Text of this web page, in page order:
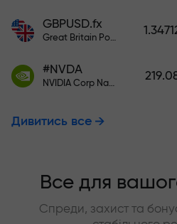
GBPUSD.fx
Great Britain Pound vs US Dollar
#NVDA
NVIDIA Corp Nasdaq Stock Exchange (Nasdaq) USD
Дивитись все
Все для
Спреди, захист та